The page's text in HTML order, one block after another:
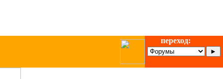
переход: